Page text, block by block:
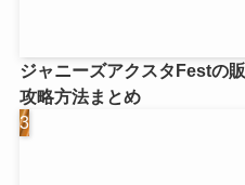
ジャニーズアクスタFestの
攻略方法まとめ